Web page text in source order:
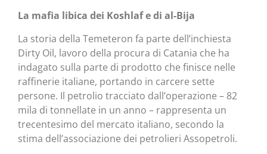
La mafia libica dei Koshlaf e di al-Bija
La storia della Temeteron fa parte dell’inchiesta
Dirty Oil, lavoro della procura di Catania che ha
indagato sulla parte di prodotto che finisce nelle
raffinerie italiane, portando in carcere sette
persone. Il petrolio tracciato dall’operazione – 82
mila di tonnellate in un anno – rappresenta un
trecentesimo del mercato italiano, secondo la
stima dell’associazione dei petrolieri Assopetroli.